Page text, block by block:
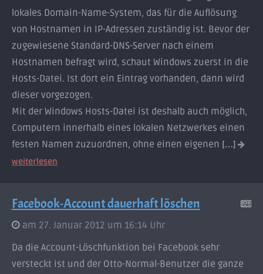
lokales Domain-Name-System, das für die Auflösung
von Hostnamen in IP-Adressen zuständig ist. Bevor der
zugewiesene Standard-DNS-Server nach einem
Hostnamen befragt wird, schaut Windows zuerst in die
Hosts-Datei. Ist dort ein Eintrag vorhanden, dann wird
dieser vorgezogen.
Mit der Windows Hosts-Datei ist deshalb auch möglich,
Computern innerhalb eines lokalen Netzwerkes einen
festen Namen zuzuordnen, ohne einen eigenen […]
weiterlesen
Facebook-Account dauerhaft löschen
am 27. Januar 2012 um 16:14 Uhr
Da die Account-Löschfunktion bei Facebook sehr
versteckt ist und der Otto-Normal-Benutzer die ganze